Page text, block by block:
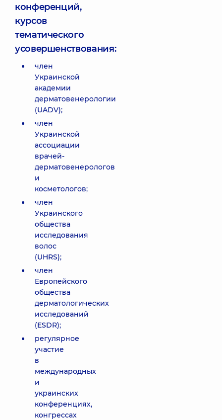
конференций,
курсов
тематического
усовершенствования:
член
Украинской
академии
дерматовенерологии
(UADV);
член
Украинской
ассоциации
врачей-
дерматовенерологов
и
косметологов;
член
Украинского
общества
исследования
волос
(UHRS);
член
Европейского
общества
дерматологических
исследований
(ESDR);
регулярное
участие
в
международных
и
украинских
конференциях,
конгрессах